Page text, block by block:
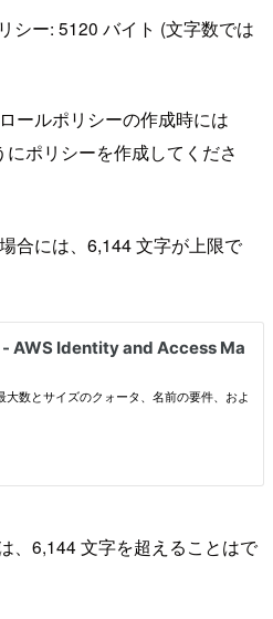
シー: 5120 バイト (文字数では
ールポリシーの作成時には
ポリシーを作成してくださ
合には、6,144 文字が上限で
、6,144 文字を超えることはで